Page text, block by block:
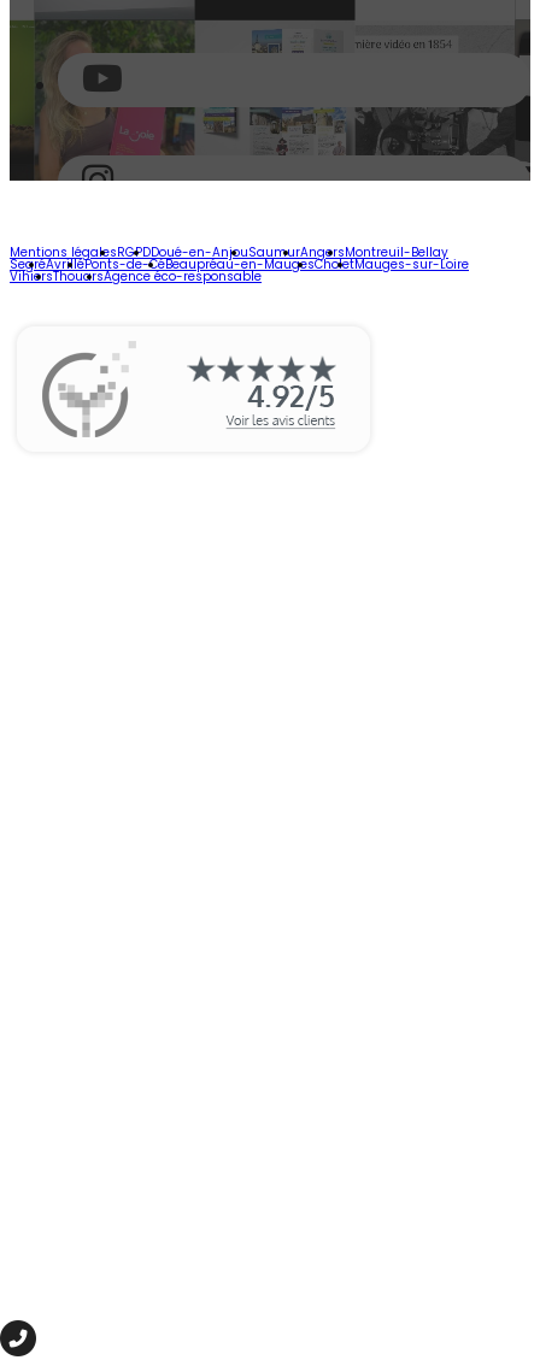
Mentions légalesRGPDDoué-en-AnjouSaumurAngersMontreuil-Bellay
SegréAvrilléPonts-de-CéBeaupréau-en-MaugesCholetMauges-sur-Loire
VihiersThouarsAgence éco-responsable